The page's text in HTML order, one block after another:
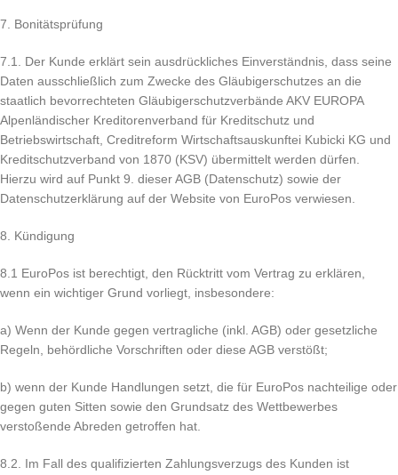
7. Bonitätsprüfung
7.1. Der Kunde erklärt sein ausdrückliches Einverständnis, dass seine
Daten ausschließlich zum Zwecke des Gläubigerschutzes an die
staatlich bevorrechteten Gläubigerschutzverbände AKV EUROPA
Alpenländischer Kreditorenverband für Kreditschutz und
Betriebswirtschaft, Creditreform Wirtschaftsauskunftei Kubicki KG und
Kreditschutzverband von 1870 (KSV) übermittelt werden dürfen.
Hierzu wird auf Punkt 9. dieser AGB (Datenschutz) sowie der
Datenschutzerklärung auf der Website von EuroPos verwiesen.
8. Kündigung
8.1 EuroPos ist berechtigt, den Rücktritt vom Vertrag zu erklären,
wenn ein wichtiger Grund vorliegt, insbesondere:
a) Wenn der Kunde gegen vertragliche (inkl. AGB) oder gesetzliche
Regeln, behördliche Vorschriften oder diese AGB verstößt;
b) wenn der Kunde Handlungen setzt, die für EuroPos nachteilige oder
gegen guten Sitten sowie den Grundsatz des Wettbewerbes
verstoßende Abreden getroffen hat.
8.2. Im Fall des qualifizierten Zahlungsverzugs des Kunden ist